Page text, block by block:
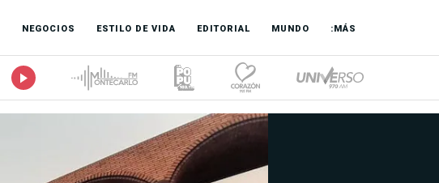
NEGOCIOS ESTILO DE VIDA EDITORIAL MUNDO :MÁS